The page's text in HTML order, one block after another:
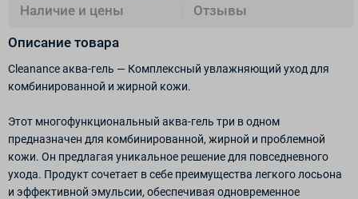
Наличие и цены
Отзывы
Описание товара
Cleanance аква-гель — Комплексный увлажняющий уход для
комбинированной и жирной кожи.
Этот многофункциональный аква-гель три в одном
предназначен для комбинированной, жирной и проблемной
кожи. Он предлагая уникальное решение для повседневного
ухода. Продукт сочетает в себе преимущества легкого лосьона
и эффективной эмульсии, обеспечивая одновременное